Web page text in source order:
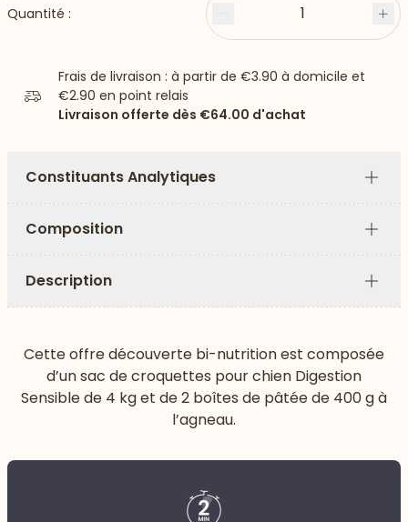
Quantité : Moins 1
Frais de livraison : à partir de €3.90 à domicile et
€2.90 en point relais
Livraison offerte dès €64.00 d'achat
Constituants Analytiques
Plus
Composition
Plus
Description
Plus
Cette offre découverte bi-nutrition est composée
d’un sac de croquettes pour chien Digestion
Sensible de 4 kg et de 2 boîtes de pâtée de 400 g à
l’agneau.